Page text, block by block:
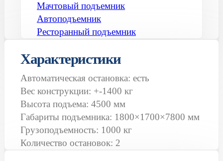
Мачтовый подъемник
Автоподъемник
Ресторанный подъемник
Характеристики
Автоматическая остановка: есть
Вес конструкции: +-1400 кг
Высота подъема: 4500 мм
Габариты подъемника: 1800×1700×7800 мм
Грузоподъемность: 1000 кг
Количество остановок: 2